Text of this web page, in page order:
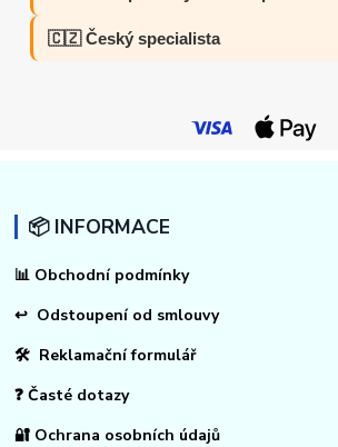
🇨🇿 Český specialista
📦 INFORMACE
📊 Obchodní podmínky
↩ Odstoupení od smlouvy
🛠 Reklamační formulář
❓ Časté dotazy
🔐 Ochrana osobních údajů